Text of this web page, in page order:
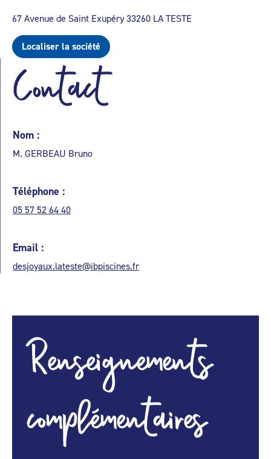
67 Avenue de Saint Exupéry 33260 LA TESTE
Localiser la société
Contact
Nom :
M. GERBEAU Bruno
Téléphone :
05 57 52 64 40
Email :
desjoyaux.lateste@ibpiscines.fr
Renseignements
complémentaires